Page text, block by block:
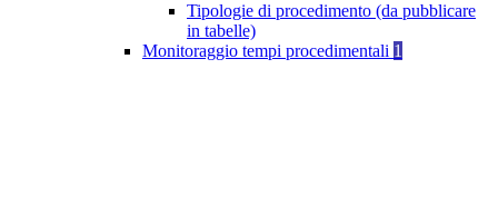
Tipologie di procedimento (da pubblicare
in tabelle)
Monitoraggio tempi procedimentali 1